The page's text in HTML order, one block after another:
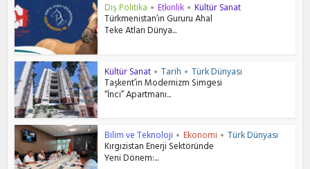
Dış Politika • Etkinlik • Kültür Sanat
Türkmenistan’ın Gururu Ahal
Teke Atları Dünya...
Kültür Sanat • Tarih • Türk Dünyası
Taşkent’in Modernizm Simgesi
“İnci” Apartmanı...
Bilim ve Teknoloji • Ekonomi • Türk Dünyası
Kırgızistan Enerji Sektöründe
Yeni Dönem:...